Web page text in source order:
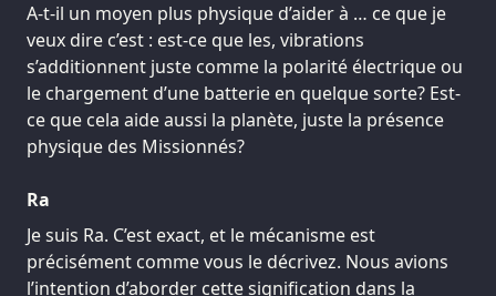
A-t-il un moyen plus physique d’aider à … ce que je
veux dire c’est : est-ce que les, vibrations
s’additionnent juste comme la polarité électrique ou
le chargement d’une batterie en quelque sorte? Est-
ce que cela aide aussi la planète, juste la présence
physique des Missionnés?
Ra
Je suis Ra. C’est exact, et le mécanisme est
précisément comme vous le décrivez. Nous avions
l’intention d’aborder cette signification dans la